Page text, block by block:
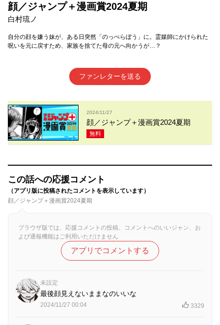
顔／ジャンプ＋漫画賞2024夏期
白村琉ノ
自分の顔を嫌う妹が、ある日突然「のっぺらぼう」に。霊媒師にかけられた
呪いを元に戻すため、家族を捨てた母の元へ向かうが…？
ファンレターを送る
2024/11/27
顔／ジャンプ＋漫画賞2024夏期
無料
この話への応援コメント
（アプリ版に投稿されたコメントを表示しています）
顔／ジャンプ＋漫画賞2024夏期
ブラウザ版では、応援コメントの投稿、コメントへのいいジャン、お
よび通報機能はご利用いただけません
アプリでコメントする
未設定
最後顔見えないままなのいいな
2024/11/27 00:04 3329